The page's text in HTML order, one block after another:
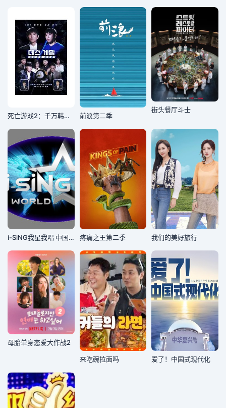
死亡游戏2：千万韩元赌起 前浪第二季
街头餐厅斗士
i-SiNG我星我唱 中国站 疼痛之王第二季 我们的美好旅行
母胎单身恋爱大作战2
来吃碗拉面吗 爱了！中国式现代化